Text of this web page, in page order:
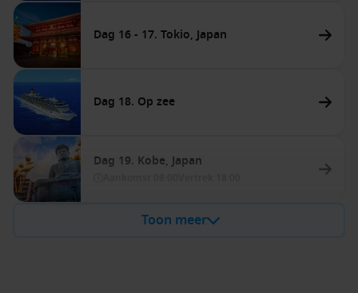
Dag 16 - 17. Tokio, Japan
Dag 18. Op zee
Dag 19. Kobe, Japan
Toon meer